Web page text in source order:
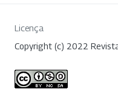
Licença
Copyright (c) 2022